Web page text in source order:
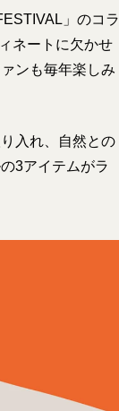
」のコラ
ネートに欠かせ
ンも毎年楽しみ
入れ、自然との
3アイテムがラ